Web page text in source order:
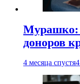
Мурашко:
доноров
4 месяца спустя